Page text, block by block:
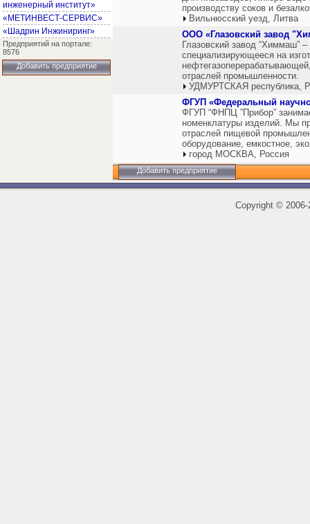
инженерный институт»
«МЕТИНВЕСТ-СЕРВИС»
«Шадрин Инжиниринг»
Предприятий на портале:
8576
Добавить предприятие
производству соков и
Вильнюсский уезд, Литва
ООО «Глазовский завод
Глазовский завод “Химмаш”
специализирующееся на
отраслей промышленности.
УДМУРТСКАЯ республика,
ФГУП «Федеральный
ФГУП “ФНПЦ ”Прибор”
номенклатуры изделий. Мы
отраслей пищевой
оборудование, емкостное,
город МОСКВА, Россия
Добавить предприятие
Copyright ©